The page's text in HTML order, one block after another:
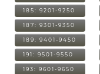
185: 9201-9250
187: 9301-9350
189: 9401-9450
191: 9501-9550
193: 9601-9650